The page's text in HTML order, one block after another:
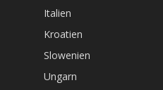
Italien
Kroatien
Slowenien
Ungarn